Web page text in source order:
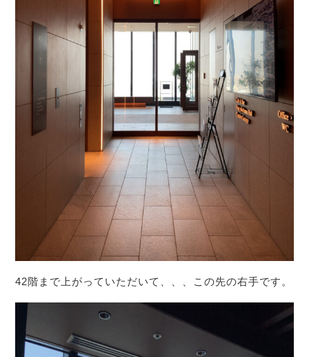
42階まで上がっていただいて、、、この先の右手です。